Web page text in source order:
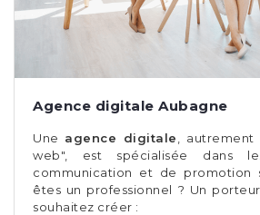
Agence digitale Aubagne
Une agence digitale
,
web", est spécialisée dans
communication et de promotion
êtes un professionnel ? Un
souhaitez créer :